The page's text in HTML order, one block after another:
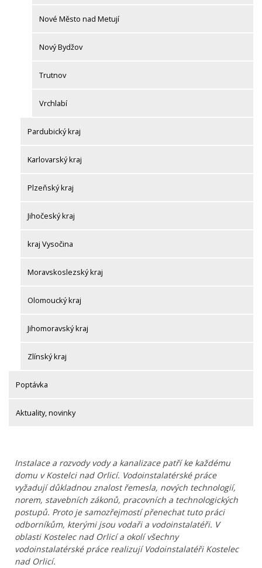
Nové Město nad Metují
Nový Bydžov
Trutnov
Vrchlabí
Pardubický kraj
Karlovarský kraj
Plzeňský kraj
Jihočeský kraj
kraj Vysočina
Moravskoslezský kraj
Olomoucký kraj
Jihomoravský kraj
Zlínský kraj
Poptávka
Aktuality, novinky
Instalace a rozvody vody a kanalizace patří ke každému
domu v Kostelci nad Orlicí. Vodoinstalatérské práce
vyžadují důkladnou znalost řemesla, nových technologií,
norem, stavebních zákonů, pracovních a technologických
postupů. Proto je samozřejmostí přenechat tuto práci
odborníkům, kterými jsou vodaři a vodoinstalatéři. V
oblasti Kostelec nad Orlicí a okolí všechny
vodoinstalatérské práce realizují Vodoinstalatéři Kostelec
nad Orlicí.